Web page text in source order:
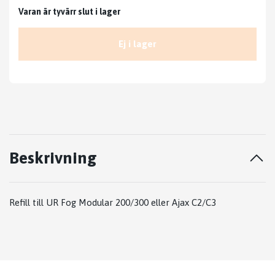
Varan är tyvärr slut i lager
Ej i lager
Beskrivning
Refill till UR Fog Modular 200/300 eller Ajax C2/C3